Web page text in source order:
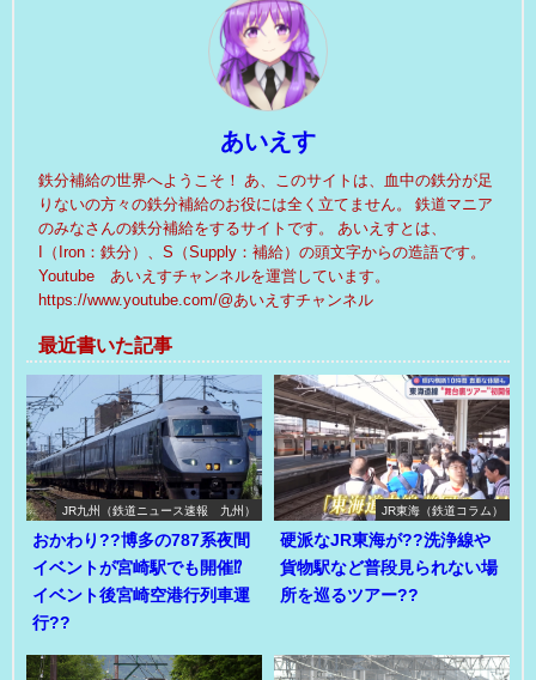
あいえす
鉄分補給の世界へようこそ！ あ、このサイトは、血中の鉄分が足
りないの方々の鉄分補給のお役には全く立てません。 鉄道マニア
のみなさんの鉄分補給をするサイトです。 あいえすとは、
I（Iron：鉄分）、S（Supply：補給）の頭文字からの造語です。
Youtube あいえすチャンネルを運営しています。
https://www.youtube.com/@あいえすチャンネル
最近書いた記事
JR九州（鉄道ニュース速報 九州）
おかわり??博多の787系夜間
イベントが宮崎駅でも開催⁉
イベント後宮崎空港行列車運
行??
JR東海（鉄道コラム）
硬派なJR東海が??洗浄線や
貨物駅など普段見られない場
所を巡るツアー??